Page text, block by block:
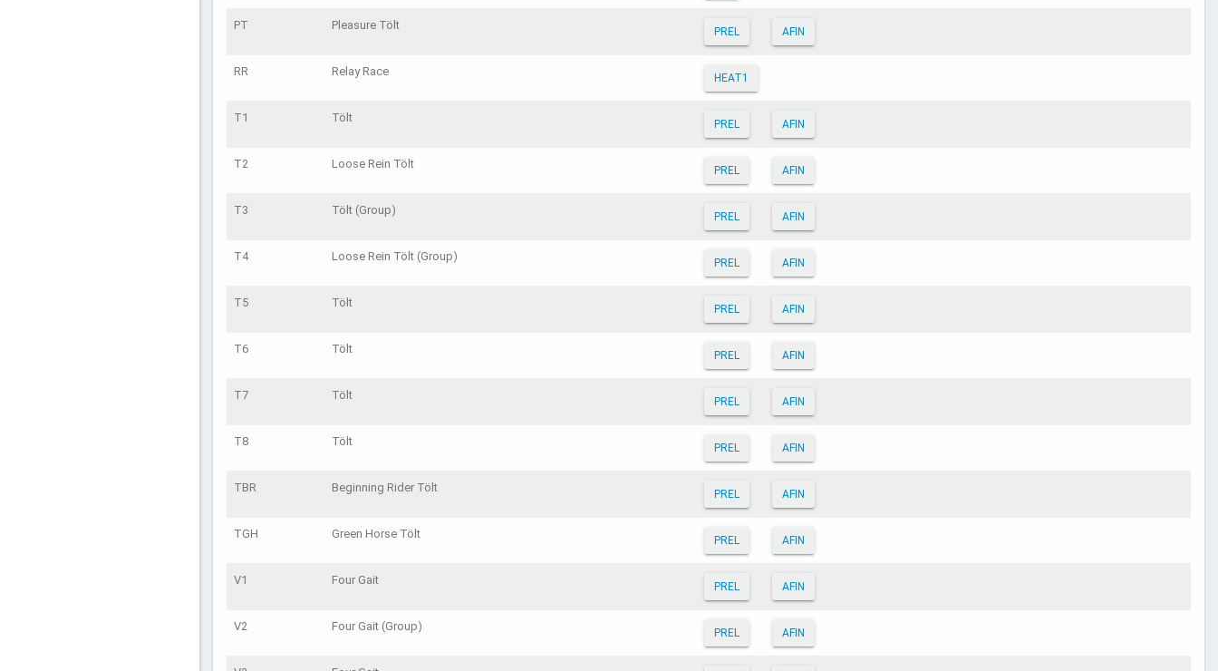
PT Pleasure Tölt PREL AFIN
RR Relay Race HEAT1
T1 Tölt PREL AFIN
T2 Loose Rein Tölt PREL AFIN
T3 Tölt (Group) PREL AFIN
T4 Loose Rein Tölt (Group) PREL AFIN
T5 Tölt PREL AFIN
T6 Tölt PREL AFIN
T7 Tölt PREL AFIN
T8 Tölt PREL AFIN
TBR Beginning Rider Tölt PREL AFIN
TGH Green Horse Tölt PREL AFIN
V1 Four Gait PREL AFIN
V2 Four Gait (Group) PREL AFIN